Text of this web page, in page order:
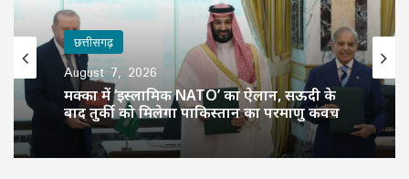
छत्तीसगढ़
August 7, 2026
मक्का में ‘इस्लामिक NATO’ का ऐलान, सऊदी के
बाद तुर्की को मिलेगा पाकिस्तान का परमाणु कवच